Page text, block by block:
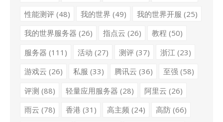
性能测评(48) 我的世界 (49) 我的世界开服 (25)
我的世界服务器 (26) 指点云 (26) 教程 (50)
服务器 (111) 活动 (27) 测评(37) 浙江 (23)
游戏云 (26) 私服 (33) 腾讯云 (36) 至强 (58)
评测 (88) 轻量应用服务器 (28) 阿里云 (26)
雨云 (78) 香港 (31) 高主频 (24) 高防(66)